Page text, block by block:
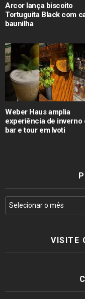
Arcor lança biscoito
Tortuguita Black com
baunilha
Weber Haus amplia
experiência de inverno
bar e tour em Ivoti
VISITE